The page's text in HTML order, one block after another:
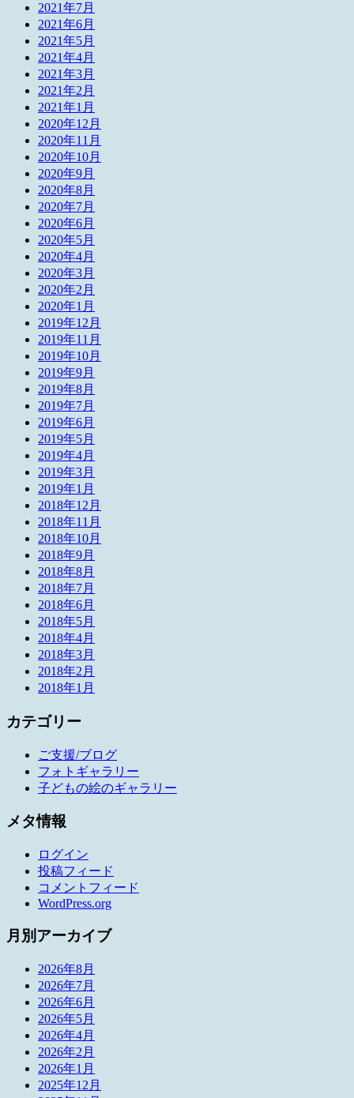
2021年7月
2021年6月
2021年5月
2021年4月
2021年3月
2021年2月
2021年1月
2020年12月
2020年11月
2020年10月
2020年9月
2020年8月
2020年7月
2020年6月
2020年5月
2020年4月
2020年3月
2020年2月
2020年1月
2019年12月
2019年11月
2019年10月
2019年9月
2019年8月
2019年7月
2019年6月
2019年5月
2019年4月
2019年3月
2019年1月
2018年12月
2018年11月
2018年10月
2018年9月
2018年8月
2018年7月
2018年6月
2018年5月
2018年4月
2018年3月
2018年2月
2018年1月
カテゴリー
ご支援/ブログ
フォトギャラリー
子どもの絵のギャラリー
メタ情報
ログイン
投稿フィード
コメントフィード
WordPress.org
月別アーカイブ
2026年8月
2026年7月
2026年6月
2026年5月
2026年4月
2026年2月
2026年1月
2025年12月